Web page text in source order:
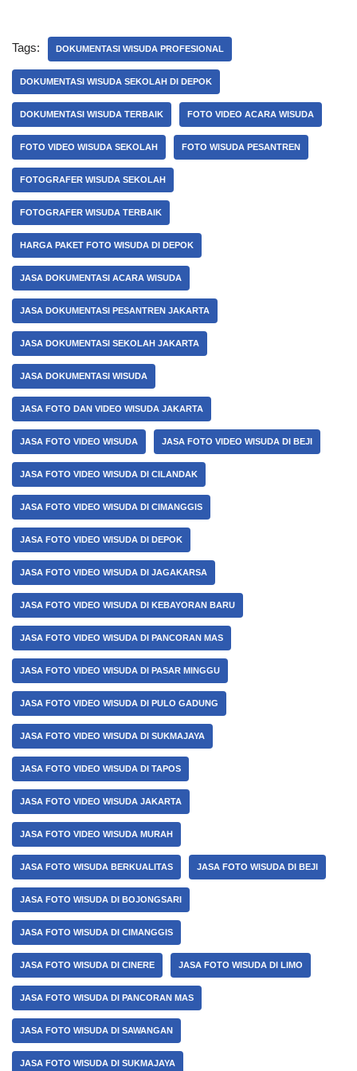
Tags: DOKUMENTASI WISUDA PROFESIONAL
DOKUMENTASI WISUDA SEKOLAH DI DEPOK
DOKUMENTASI WISUDA TERBAIK FOTO VIDEO ACARA WISUDA
FOTO VIDEO WISUDA SEKOLAH FOTO WISUDA PESANTREN
FOTOGRAFER WISUDA SEKOLAH
FOTOGRAFER WISUDA TERBAIK
HARGA PAKET FOTO WISUDA DI DEPOK
JASA DOKUMENTASI ACARA WISUDA
JASA DOKUMENTASI PESANTREN JAKARTA
JASA DOKUMENTASI SEKOLAH JAKARTA
JASA DOKUMENTASI WISUDA
JASA FOTO DAN VIDEO WISUDA JAKARTA
JASA FOTO VIDEO WISUDA JASA FOTO VIDEO WISUDA DI BEJI
JASA FOTO VIDEO WISUDA DI CILANDAK
JASA FOTO VIDEO WISUDA DI CIMANGGIS
JASA FOTO VIDEO WISUDA DI DEPOK
JASA FOTO VIDEO WISUDA DI JAGAKARSA
JASA FOTO VIDEO WISUDA DI KEBAYORAN BARU
JASA FOTO VIDEO WISUDA DI PANCORAN MAS
JASA FOTO VIDEO WISUDA DI PASAR MINGGU
JASA FOTO VIDEO WISUDA DI PULO GADUNG
JASA FOTO VIDEO WISUDA DI SUKMAJAYA
JASA FOTO VIDEO WISUDA DI TAPOS
JASA FOTO VIDEO WISUDA JAKARTA
JASA FOTO VIDEO WISUDA MURAH
JASA FOTO WISUDA BERKUALITAS JASA FOTO WISUDA DI BEJI
JASA FOTO WISUDA DI BOJONGSARI
JASA FOTO WISUDA DI CIMANGGIS
JASA FOTO WISUDA DI CINERE JASA FOTO WISUDA DI LIMO
JASA FOTO WISUDA DI PANCORAN MAS
JASA FOTO WISUDA DI SAWANGAN
JASA FOTO WISUDA DI SUKMAJAYA